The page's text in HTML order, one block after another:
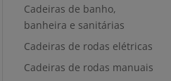
Cadeiras de banho,
banheira e sanitárias
Cadeiras de rodas elétricas
Cadeiras de rodas manuais